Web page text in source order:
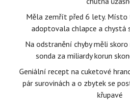
Měla zemřít před 6 lety. Místo
adoptovala chlapce a chystá
Na odstranění chyby měli
sonda za miliardy korun
Geniální recept na cuketové
pár surovinách a o zbytek se
křupavé